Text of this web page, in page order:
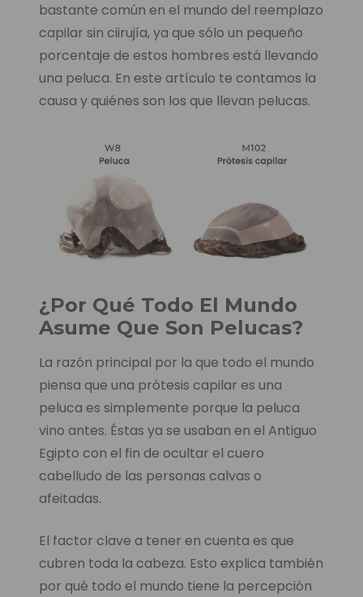
bastante común en el mundo del reemplazo
capilar sin ciirujía, ya que sólo un pequeño
porcentaje de estos hombres está llevando
una peluca. En este artículo te contamos la
causa y quiénes son los que llevan pelucas.
¿Por Qué Todo El Mundo
Asume Que Son Pelucas?
La razón principal por la que todo el mundo
piensa que una prótesis capilar es una
peluca es simplemente porque la peluca
vino antes. Éstas ya se usaban en el Antiguo
Egipto con el fin de ocultar el cuero
cabelludo de las personas calvas o
afeitadas.
El factor clave a tener en cuenta es que
cubren toda la cabeza. Esto explica también
por qué todo el mundo tiene la percepción